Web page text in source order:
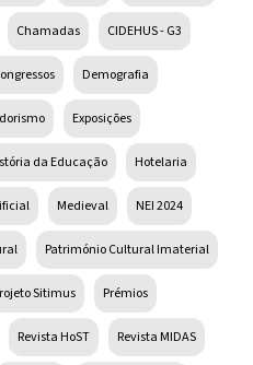
Chamadas CIDEHUS - G3
Demografia
Exposições
da Educação Hotelaria
Medieval NEI 2024
Património Cultural Imaterial
Sitimus Prémios
Revista HoST Revista MIDAS